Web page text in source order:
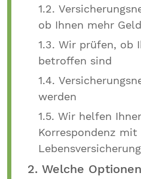
1.2.
ob Ihnen mehr
1.3. Wir prüfen, ob
betroffen sind
1.4.
werden
1.5. Wir helfen
Korrespondenz mit
Lebensversicherung
2. Welche